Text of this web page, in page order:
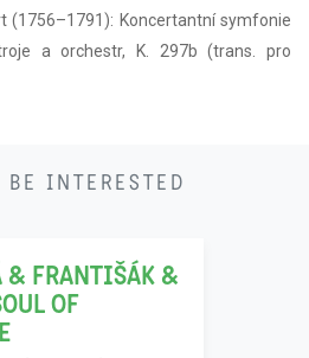
(1756–1791): Koncertantní symfonie
a orchestr, K. 297b (trans. pro
BE INTERESTED
11
& FRANTIŠÁK &
OF